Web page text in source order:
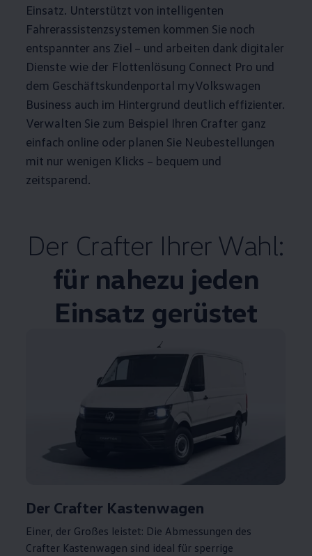
Einsatz. Unterstützt von intelligenten
Fahrerassistenzsystemen kommen Sie noch
entspannter ans Ziel – und arbeiten dank digitaler
Dienste wie der Flottenlösung Connect Pro und
dem Geschäftskundenportal myVolkswagen
Business auch im Hintergrund deutlich effizienter.
Verwalten Sie zum Beispiel Ihren Crafter ganz
einfach online oder planen Sie Neubestellungen
mit nur wenigen Klicks – bequem und
zeitsparend.
Der CrafterIhrer Wahl:
für nahezu jeden
Einsatz gerüstet
Der Crafter Kastenwagen
Einer, der Großes leistet: Die Abmessungen des
Crafter Kastenwagen sind ideal für sperrige